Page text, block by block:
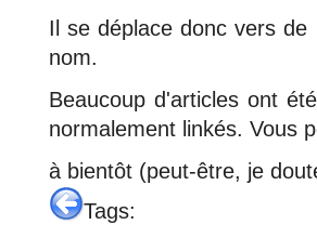
Il se déplace donc vers de
nom.
Beaucoup d'articles ont
normalement linkés. Vous
à bientôt (peut-être, je
Tags: